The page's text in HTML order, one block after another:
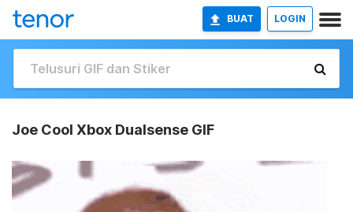
BUAT LOGIN
Joe Cool Xbox Dualsense GIF